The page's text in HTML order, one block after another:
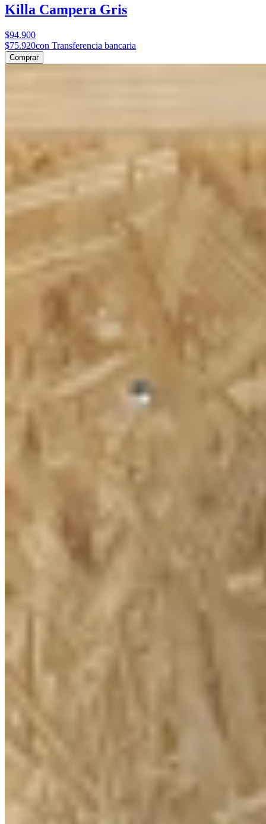
Killa Campera Gris
$94.900
$75.920con Transferencia bancaria
Comprar